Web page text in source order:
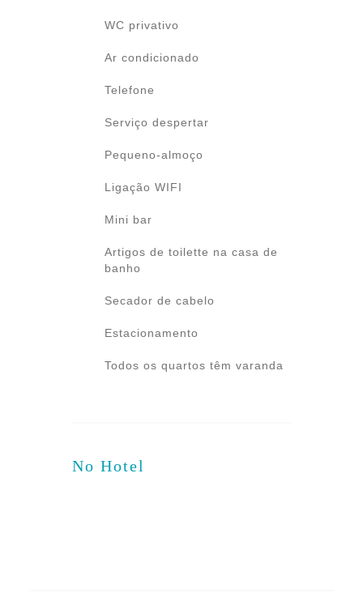
WC privativo
Ar condicionado
Telefone
Serviço despertar
Pequeno-almoço
Ligação WIFI
Mini bar
Artigos de toilette na casa de
banho
Secador de cabelo
Estacionamento
Todos os quartos têm varanda
No Hotel